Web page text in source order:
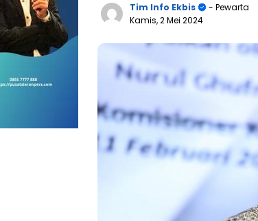
Tim Info Ekbis
- Pewarta
Kamis, 2 Mei 2024